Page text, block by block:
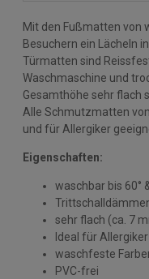
Mit den Fußmatten von
Besuchern ein Lächeln
Türmatten sind
Waschmaschine und
Gesamthöhe sehr flach
Alle Schmutzmatten
und für Allergiker
Eigenschaften:
waschbar bis 60°
sehr flach (ca. 7
Ideal für
waschfeste
PVC-frei